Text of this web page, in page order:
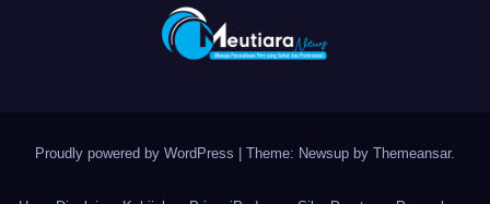
Proudly powered by WordPress Theme: Newsup by Themeansar.